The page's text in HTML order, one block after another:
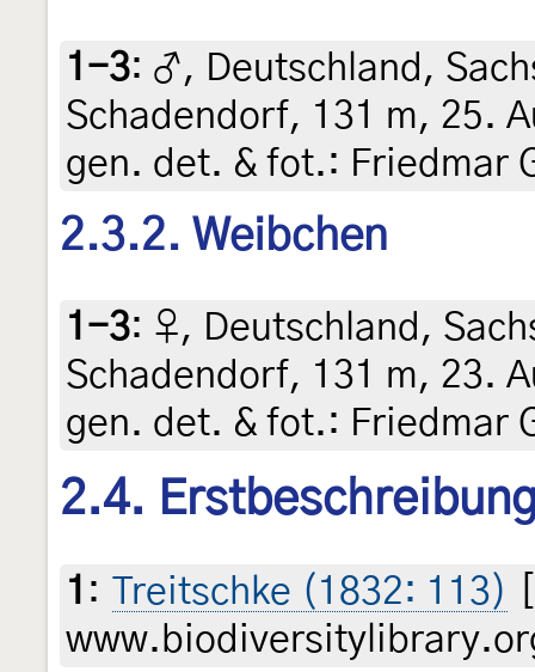
1-3: ♂, Deutschland,
Schadendorf, 131 m, 25.
gen. det. & fot.: Friedmar
2.3.2. Weibchen
1-3: ♀, Deutschland,
Schadendorf, 131 m, 23.
gen. det. & fot.: Friedmar
2.4.
1 : Treitschke (1832: 113)